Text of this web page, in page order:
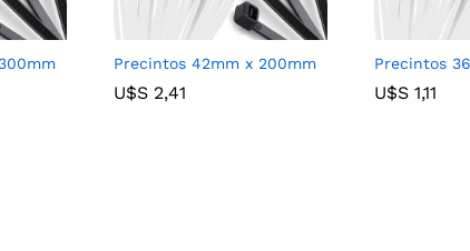
Precintos 42mm x 200mm
U$S 2,41
U$S 2,41
Precintos
U$S 1,11
U$S 1,11